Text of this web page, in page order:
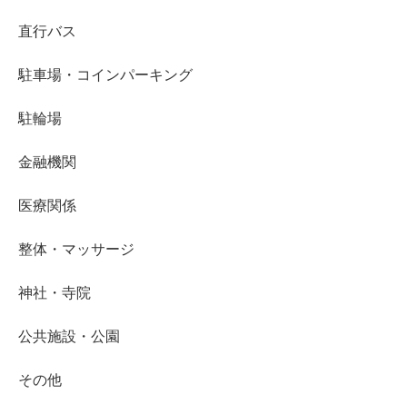
直行バス
駐車場・コインパーキング
駐輪場
金融機関
医療関係
整体・マッサージ
神社・寺院
公共施設・公園
その他